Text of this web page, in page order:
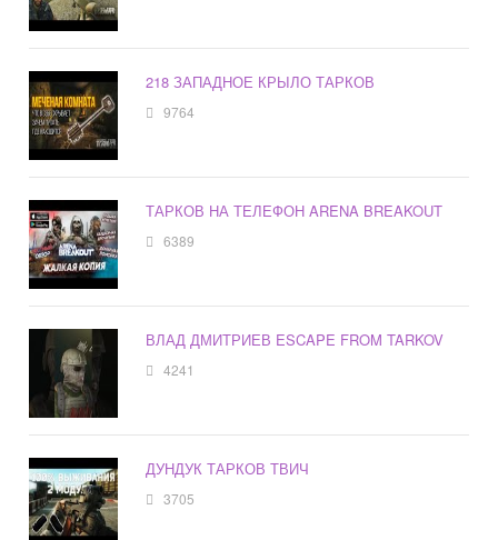
218 ЗАПАДНОЕ КРЫЛО ТАРКОВ
9764
ТАРКОВ НА ТЕЛЕФОН ARENA BREAKOUT
6389
ВЛАД ДМИТРИЕВ ESCAPE FROM TARKOV
4241
ДУНДУК ТАРКОВ ТВИЧ
3705